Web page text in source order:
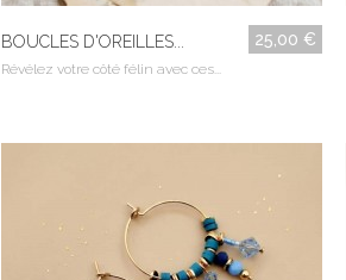
BOUCLES D'OREILLES... 25,00 €
Révélez votre côté félin avec ces...